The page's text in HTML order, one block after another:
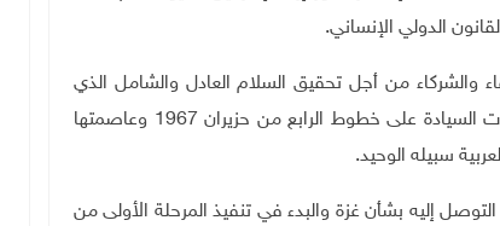
الدولي الإنساني.
من أجل تحقيق السلام العادل والشامل الذي
يشكّل إنهاء الاحتلال وتجسيد الدولة الفلسطينية المستقلة ذات السيادة على خطوط الرابع من حزيران 1967 وعاصمتها
سبيله الوحيد.
إليه بشأن غزة والبدء في تنفيذ المرحلة الأولى من